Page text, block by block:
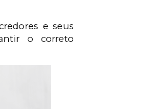
e seus
o correto